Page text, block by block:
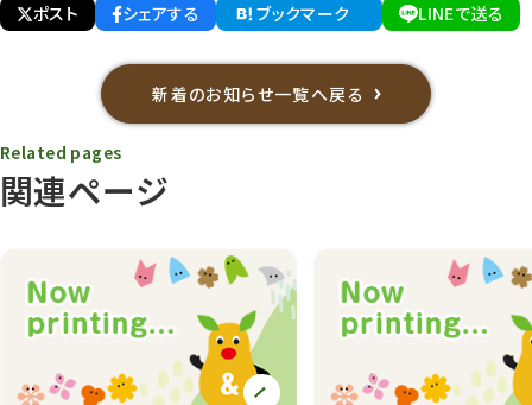
ポスト
シェアする ブックマーク LINEで送る
新着のお知らせ一覧へ戻る
関連ページ
Related pages